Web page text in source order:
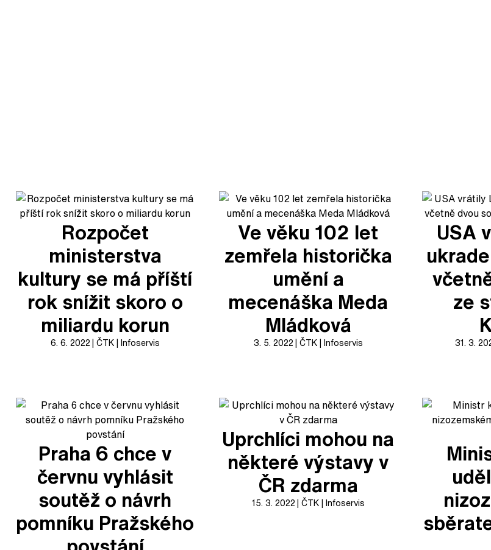
Rozpočet
ministerstva
kultury se má příští
rok snížit skoro o
miliardu korun
6. 6. 2022 ČTK Infoservis
Ve věku 102 let
zemřela historička
umění a
mecenáška Meda
Mládková
3. 5. 2022 ČTK Infoservis
USA
ze
31. 3.
Praha 6 chce v
červnu vyhlásit
soutěž o návrh
pomníku Pražského
Uprchlíci mohou na
některé výstavy v
ČR zdarma
15. 3. 2022 ČTK Infoservis